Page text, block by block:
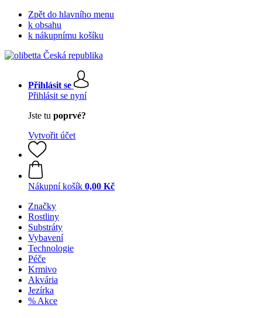
Zpět do hlavního menu
k obsahu
k nákupnímu košíku
Přihlásit se
Přihlásit se nyní
Jste tu poprvé?
Vytvořit účet
Nákupní košík 0,00 Kč
Značky
Rostliny
Substráty
Vybavení
Technologie
Péče
Krmivo
Akvária
Jezírka
% Akce